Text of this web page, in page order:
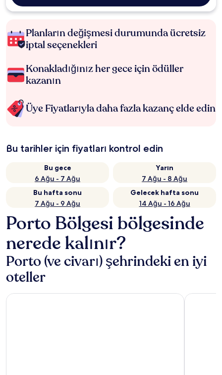
Planların değişmesi durumunda ücretsiz
iptal seçenekleri
Konakladığınız her gece için ödüller
kazanın
Üye Fiyatlarıyla daha fazla kazanç elde edin
Bu tarihler için fiyatları kontrol edin
Bu gece
6 Ağu - 7 Ağu
Yarın
7 Ağu - 8 Ağu
Bu hafta sonu
7 Ağu - 9 Ağu
Gelecek hafta sonu
14 Ağu - 16 Ağu
Porto Bölgesi bölgesinde
nerede kalınır?
Porto (ve civarı) şehrindeki en iyi
oteller
Hotels 705 Porto Prime Home The